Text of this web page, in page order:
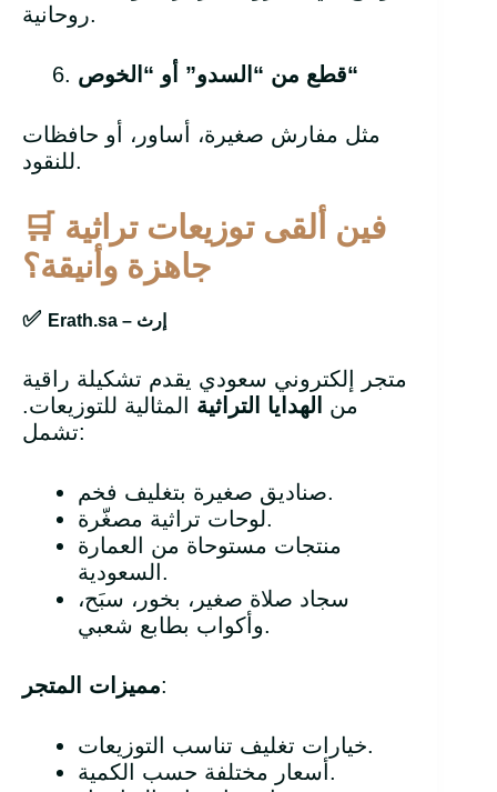
روحانية.
قطع من “السدو” أو “الخوص“
مثل مفارش صغيرة، أساور، أو حافظات
للنقود.
🛒 فين ألقى توزيعات تراثية
جاهزة وأنيقة؟
✅ Erath.sa – إرث
متجر إلكتروني سعودي يقدم تشكيلة راقية
من
الهدايا التراثية المثالية للتوزيعات.
تشمل:
صناديق صغيرة بتغليف فخم.
لوحات تراثية مصغّرة.
منتجات مستوحاة من العمارة
السعودية.
سجاد صلاة صغير، بخور، سبَح،
وأكواب بطابع شعبي.
مميزات المتجر:
خيارات تغليف تناسب التوزيعات.
أسعار مختلفة حسب الكمية.